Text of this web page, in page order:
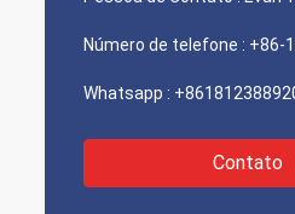
Número de telefone : +86-
Whatsapp :
Contato